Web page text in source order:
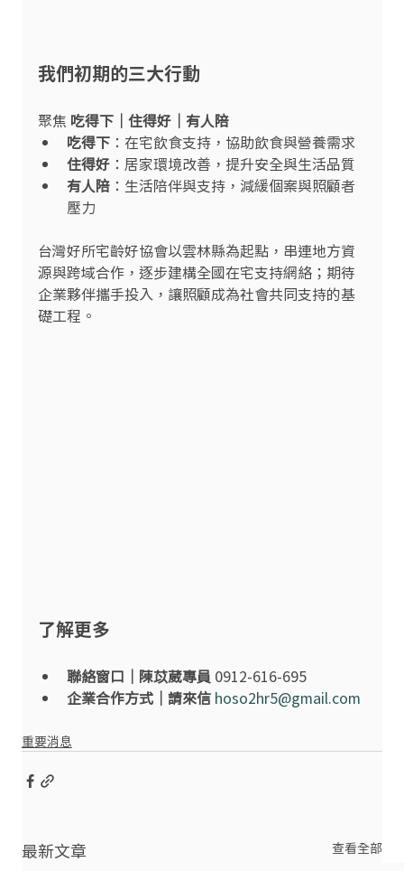
我們初期的三大行動
聚焦 吃得下｜住得好｜有人陪
吃得下：在宅飲食支持，協助飲食與營養需求
住得好：居家環境改善，提升安全與生活品質
有人陪：生活陪伴與支持，減緩個案與照顧者
壓力
台灣好所宅齡好協會以雲林縣為起點，串連地方資
源與跨域合作，逐步建構全國在宅支持網絡；期待
企業夥伴攜手投入，讓照顧成為社會共同支持的基
礎工程。
了解更多
聯絡窗口｜陳苡葳專員 0912-616-695
企業合作方式｜請來信 hoso2hr5@gmail.com
重要消息
最新文章 查看全部